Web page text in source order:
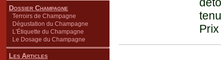
Dossier Champagne
Terroirs de Champagne
Dégustation du Champagne
L'Étiquette du Champagne
Le Dosage du Champagne
Les Articles